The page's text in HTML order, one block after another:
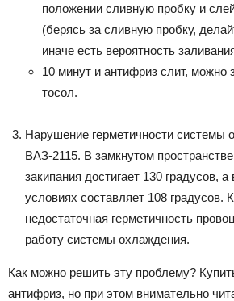
положении сливную пробку и
(берясь за сливную пробку,
иначе есть вероятность
10 минут и антифриз слит, можно
тосол.
Нарушение герметичности системы
ВАЗ-2115. В замкнутом
закипания достигает 130 градусов,
условиях составляет 108 градусов.
недостаточная герметичность
работу системы охлаждения.
Как можно решить эту проблему?
антифриз, но при этом внимательно